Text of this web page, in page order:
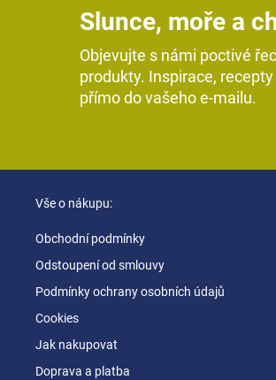
Slunce, moře a
Objevujte s námi poctivé
produkty. Inspirace,
přímo do vašeho e-mailu.
Vše o nákupu:
Obchodní podmínky
Odstoupení od smlouvy
Podmínky ochrany osobních údajů
Cookies
Jak nakupovat
Doprava a platba